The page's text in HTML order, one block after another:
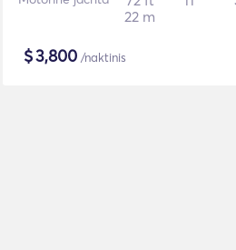
22 m
$3,800 /naktinis